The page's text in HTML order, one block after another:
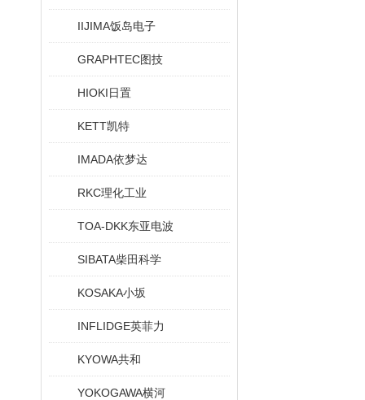
IIJIMA饭岛电子
GRAPHTEC图技
HIOKI日置
KETT凯特
IMADA依梦达
RKC理化工业
TOA-DKK东亚电波
SIBATA柴田科学
KOSAKA小坂
INFLIDGE英菲力
KYOWA共和
YOKOGAWA横河